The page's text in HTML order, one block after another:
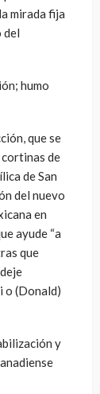
mirada fija
del
humo
que se
de
de San
del nuevo
en
ayude “a
que
o (Donald)
y